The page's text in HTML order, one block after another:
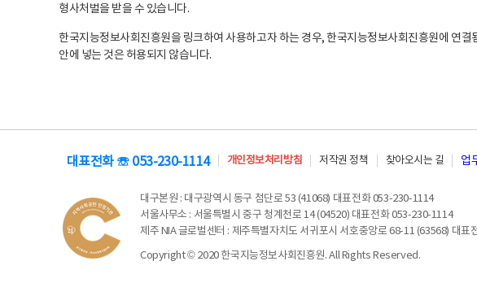
형사처벌을 받을 수 있습니다.
한국지능정보사회진흥원을 링크하여 사용하고자 하는 경우, 한국지능정보사회진흥원에 연
안에 넣는 것은 허용되지 않습니다.
대표전화 ☏ 053-230-1114 개인정보처리방침 저작권 정책 찾아오시는 길 업
대구본원 : 대구광역시 동구 첨단로 53 (41068) 대표전화 053-230-1114
서울사무소 : 서울특별시 중구 청계천로 14 (04520) 대표전화 053-230-1114
제주 NIA 글로벌센터 : 제주특별자치도 서귀포시 서호중앙로 68-11 (63568) 대표
Copyright © 2020 한국지능정보사회진흥원. All Rights Reserved.